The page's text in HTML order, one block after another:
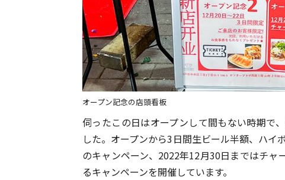
オープン記念の店頭看板
伺ったこの日はオープンして間もない時期で
した。オープンから3日間生ビール半額、ハイ
のキャンペーン、2022年12月30日まではチ
るキャンペーンを開催しています。